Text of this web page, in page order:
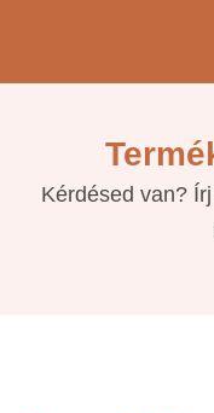
Kérdésed van?